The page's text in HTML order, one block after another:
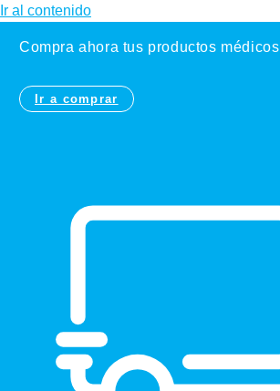
Ir al contenido
Compra ahora tus productos médicos
Ir a comprar